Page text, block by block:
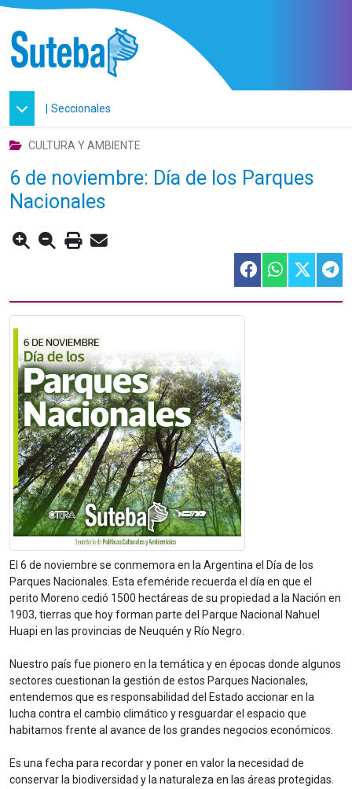
| Seccionales
CULTURA Y AMBIENTE
6 de noviembre: Día de los Parques
Nacionales
El 6 de noviembre se conmemora en la Argentina el Día de los
Parques Nacionales. Esta efeméride recuerda el día en que el
perito Moreno cedió 1500 hectáreas de su propiedad a la Nación en
1903, tierras que hoyforman parte del Parque Nacional Nahuel
Huapi en las provincias de Neuquén y Río Negro.
Nuestro país fue pionero en la temática y en épocas donde algunos
sectores cuestionan la gestión de estos Parques Nacionales,
entendemos que es responsabilidad del Estado accionar en la
lucha contra el cambio climático y resguardar el espacio que
habitamos frente al avance de los grandes negocios económicos.
Es una fecha para recordar y poner en valor la necesidad de
conservar la biodiversidad y la naturaleza en las áreas protegidas.